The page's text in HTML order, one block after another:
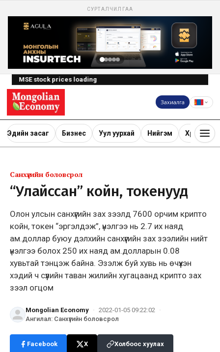
СУРТАЛЧИЛГАА
MSE stock prices loading
Захиалга
Эдийн засаг Бизнес Уул уурхай Нийгэм Хөрөнгө
Санхүүгийн боловсрол
“Улайссан” койн, токенууд
Олон улсын санхүүгийн зах зээлд 7600 орчим крипто
койн, токен “эргэлдэж”, үнэлгээ нь 2.7 их наяд
ам.доллар буюу дэлхийн санхүүгийн зах зээлийн нийт
үнэлгээ болох 250 их наяд ам.долларын 0.08
хувьтай тэнцэж байна. Эзэлж буй хувь нь өчүүхэн
хэдий ч сүүлийн таван жилийн хугацаанд крипто зах
зээл огцом
Mongolian Economy · 2022-01-05 09:22:02
·
Ангилал: Санхүүгийн боловсрол
Facebook X Холбоос хуулах